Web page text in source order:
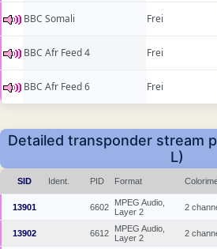
BBC Somali Frei
BBC Afr Feed 4 Frei
BBC Afr Feed 6 Frei
Detailed transponder stream
L)
SID Ident. PID Format
13901 6602
MPEG Audio,
Layer 2
2
13902 6612
MPEG Audio,
Layer 2
2